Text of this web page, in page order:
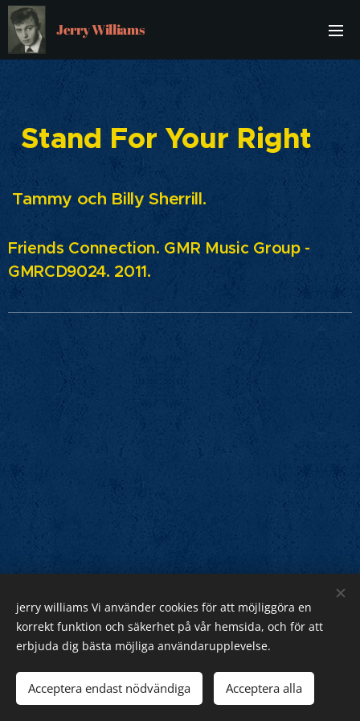
Jerry Williams
Stand For Your Right
Tammy och Billy Sherrill.
Friends Connection. GMR Music Group -
GMRCD9024. 2011.
Jerry Williams
Sveriges Rock Kung.
Webnode Cookies
jerry williams Vi använder cookies för att möjliggöra en
korrekt funktion och säkerhet på vår hemsida, och för att
erbjuda dig bästa möjliga användarupplevelse.
Acceptera endast nödvändiga Acceptera alla